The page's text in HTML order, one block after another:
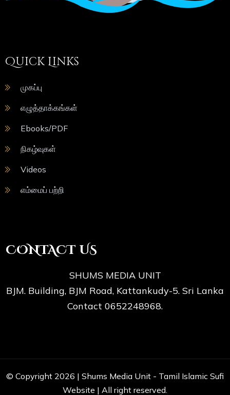
Quick Links
முகப்பு
எழுத்தாக்கங்கள்
Ebooks/PDF
நிகழ்வுகள்
Videos
எம்மைப் பற்றி
CONTACT US
SHUMS MEDIA UNIT
BJM. Building, BJM Road, Kattankudy-5. Sri Lanka
Contact 0652248968.
© Copyright 2026 | Shums Media Unit - Tamil Islamic Sufi
Website | All right reserved.